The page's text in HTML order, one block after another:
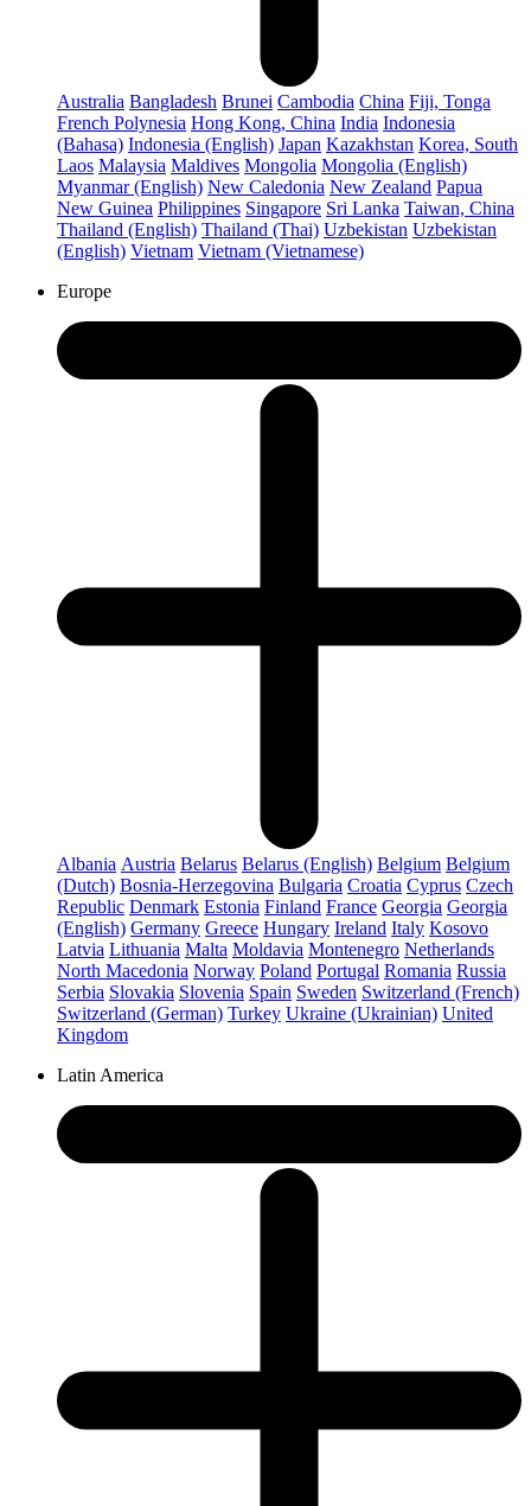
Australia Bangladesh Brunei Cambodia China Fiji, Tonga
French Polynesia Hong Kong, China India Indonesia
(Bahasa) Indonesia (English) Japan Kazakhstan Korea, South
Laos Malaysia Maldives Mongolia Mongolia (English)
Myanmar (English) New Caledonia New Zealand Papua
New Guinea Philippines Singapore Sri Lanka Taiwan, China
Thailand (English) Thailand (Thai) Uzbekistan Uzbekistan
(English) Vietnam Vietnam (Vietnamese)
Europe
Albania Austria Belarus Belarus (English) Belgium Belgium
(Dutch) Bosnia-Herzegovina Bulgaria Croatia Cyprus Czech
Republic Denmark Estonia Finland France Georgia Georgia
(English) Germany Greece Hungary Ireland Italy Kosovo
Latvia Lithuania Malta Moldavia Montenegro Netherlands
North Macedonia Norway Poland Portugal Romania Russia
Serbia Slovakia Slovenia Spain Sweden Switzerland (French)
Switzerland (German) Turkey Ukraine (Ukrainian) United
Kingdom
Latin America